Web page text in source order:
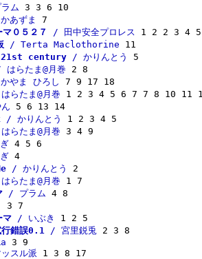
ム
あずま
０５２７
/ 田中安全プロレス
/ Terta Maclothorine
century / かりんとう
らたま@月巻
やま ひろし
たま@月巻
/ かりんとう
らたま@月巻
/ かりんとう
らたま@月巻
/ プラム
マ / いぶき
行錯誤0.1 / 宮里鋭兎
スル派